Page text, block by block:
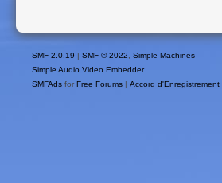
SMF 2.0.19 | SMF © 2022, Simple Machines
Simple Audio Video Embedder
SMFAds for Free Forums | Accord